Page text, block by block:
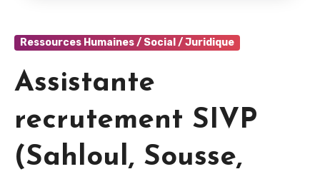
Ressources Humaines / Social / Juridique
Assistante
recrutement SIVP
(Sahloul, Sousse,